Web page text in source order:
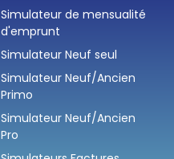
Simulateur de mensualité
d'emprunt
Simulateur Neuf seul
Simulateur Neuf/Ancien
Primo
Simulateur Neuf/Ancien
Pro